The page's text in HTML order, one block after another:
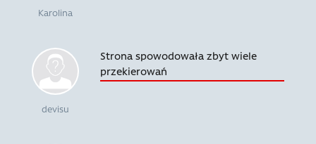
Karolina
devisu
Strona spowodowała zbyt wiele
przekierowań